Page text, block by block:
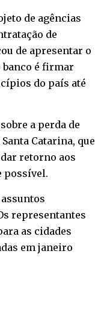
de agências
de
de apresentar o
banco é firmar
do país até
a perda de
Catarina, que
retorno aos
possível.
representantes
as cidades
em janeiro